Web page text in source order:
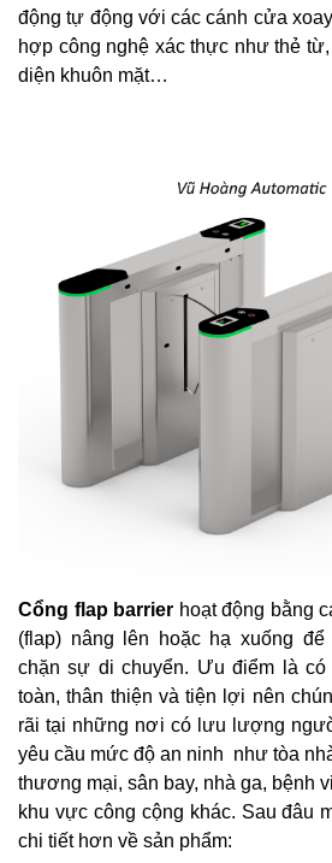
động tự động với các cánh cửa
hợp công nghệ xác thực như thẻ
diện khuôn mặt…
Cổng flap barrier hoạt động bằng
(flap) nâng lên hoặc hạ xuống
chặn sự di chuyển. Ưu điểm là
toàn, thân thiện và tiện lợi nên
rãi tại những nơi có lưu lượng
yêu cầu mức độ an ninh như tòa
thương mại, sân bay, nhà ga, bệnh
khu vực công cộng khác. Sau đâu
chi tiết hơn về sản phẩm: